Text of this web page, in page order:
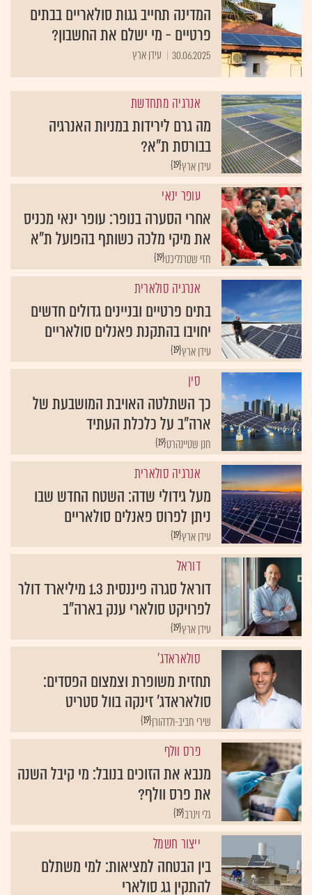
המדינה תחייב גגות סולאריים בבתים
פרטיים - מי ישלם את החשבון?
30.06.2025 עידן ארץ
אנרגיה מתחדשת
מה גרם לירידות במניות האנרגיה
בבורסת ת"א?
{19}עידן ארץ
עופר ינאי
אחרי הסערה בנופר: עופר ינאי מכניס
את מיקי מלכה כשותף בהפועל ת"א
{19}חזי שטרנליכט
אנרגיה סולארית
בתים פרטיים ובניינים גדולים חדשים
יחויבו בהתקנת פאנלים סולאריים
{19}עידן ארץ
סין
כך השתלטה האויבת המושבעת של
ארה"ב על כלכלת העתיד
{19}חנן שטיינהרט
אנרגיה סולארית
מעל גידולי שדה: השטח החדש שבו
ניתן לפרוס פאנלים סולאריים
{19}עידן ארץ
דוראל
דוראל סגרה פיננסית 1.3 מיליארד דולר
לפרויקט סולארי ענק בארה"ב
{19}עידן ארץ
סולאראדג'
תחזית משופרת וצמצום הפסדים:
סולאראדג' זינקה בוול סטריט
{19}שירי חביב-ולדהורן
פרס וולף
מנבא את הזוכים בנובל: מי קיבל השנה
את פרס וולף?
{19}גלי וינרב
ייצור חשמל
בין הבטחה למציאות: למי משתלם
להתקין גג סולארי